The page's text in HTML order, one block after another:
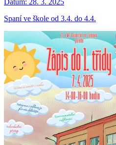
Datum: 28. 3. 2025
Spaní ve škole od 3.4. do 4.4.